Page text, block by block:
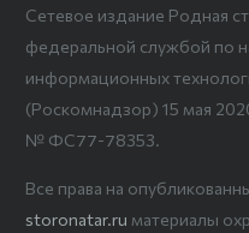
Сетевое издание Родная
федеральной службой по
информационных
(Роскомнадзор) 15 мая
№ ФС77-78353.
Все права на
storonatar.ru материалы